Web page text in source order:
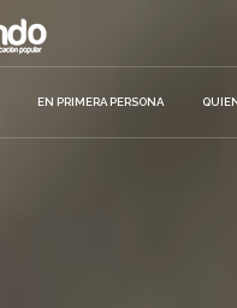
EN PRIMERA PERSONA